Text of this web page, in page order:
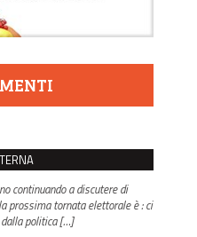
continuando a discutere di
prossima tornata elettorale è : ci
politica […]